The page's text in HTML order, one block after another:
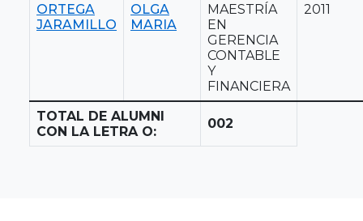
ORTEGA
JARAMILLO
OLGA
MARIA
MAESTRÍA
EN
GERENCIA
CONTABLE
Y
FINANCIERA
2011
TOTAL DE ALUMNI
CON LA LETRA O:
002